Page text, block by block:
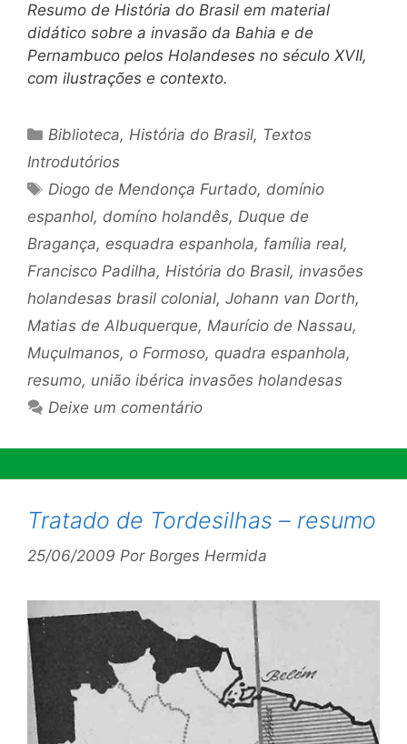
Resumo de História do Brasil em material
didático sobre a invasão da Bahia e de
Pernambuco pelos Holandeses no século XVII,
com ilustrações e contexto.
Categorias
Biblioteca,História do Brasil, Textos
Introdutórios
Tags
Diogo de Mendonça Furtado,domínio
espanhol, domíno holandês, Duque de
Bragança, esquadra espanhola, família real,
Francisco Padilha, História do Brasil, invasões
holandesas brasil colonial, Johann van Dorth,
Matias de Albuquerque, Maurício de Nassau,
Muçulmanos, o Formoso, quadra espanhola,
resumo, união ibérica invasões holandesas
Deixe um comentário
Tratado de Tordesilhas – resumo
25/06/2009 Por Borges Hermida